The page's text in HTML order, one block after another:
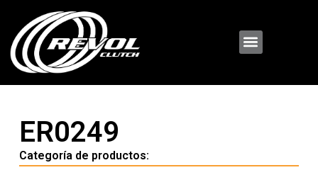
ER0249
Categoría de productos: